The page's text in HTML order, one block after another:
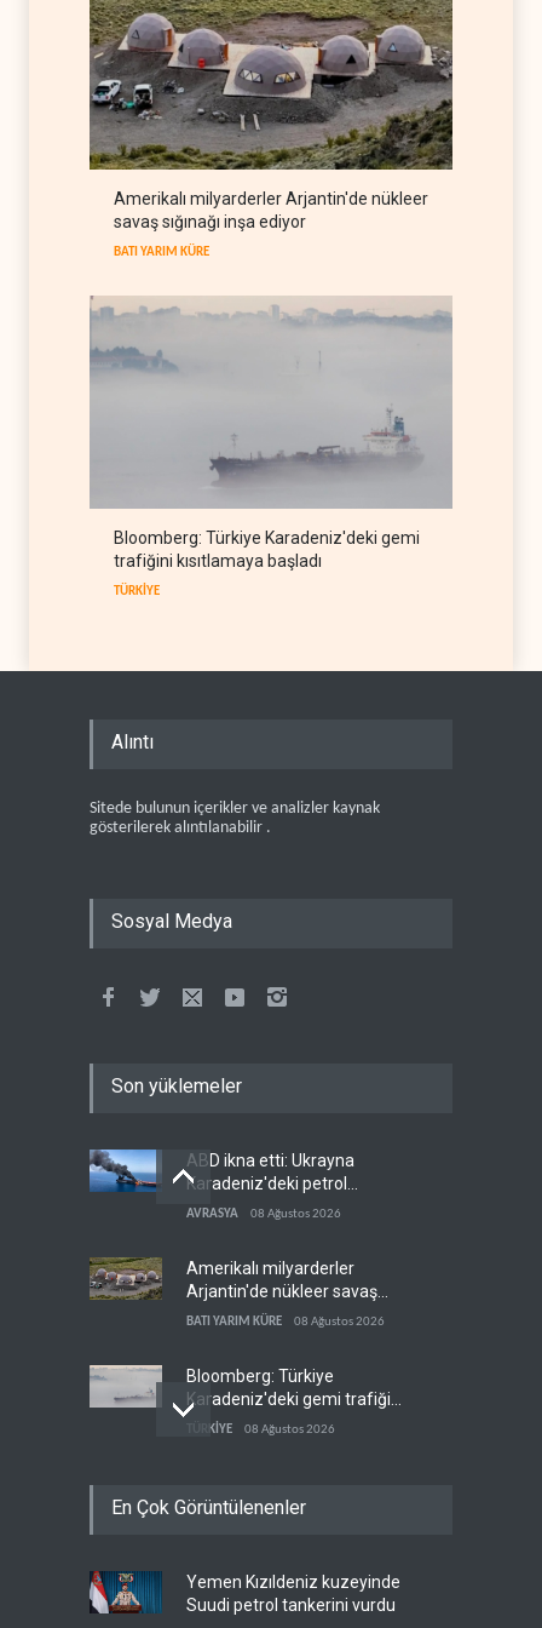
kazan
İRAN 08 Ağustos 2026
Pentagon silah şirketlerinin
önünü açıyor
BATI YARIM KÜRE 08 Ağustos 2026
saldırıları sürüyor, Beyrut
suskun
Amerikalı milyarderler Arjantin'de nükleer
savaş sığınağı inşa ediyor
BATI YARIM KÜRE
Bloomberg: Türkiye Karadeniz'deki gemi
trafiğini kısıtlamaya başladı
TÜRKİYE
Alıntı
Sitede bulunun içerikler ve analizler kaynak
gösterilerek alıntılanabilir .
Sosyal Medya
Son yüklemeler
ABD ikna etti: Ukrayna
Karadeniz'deki petrol
tankerlerini vurmayacak
AVRASYA 08 Ağustos 2026
Amerikalı milyarderler
Arjantin'de nükleer savaş
sığınağı inşa ediyor
BATI YARIM KÜRE 08 Ağustos 2026
Bloomberg: Türkiye
Karadeniz'deki gemi trafiğini
kısıtlamaya başladı
TÜRKİYE 08 Ağustos 2026
Hava gücü Trump'ın
WSJ: İran, ABD’nin
Körfez’deki hakimiyetini
En Çok Görüntülenenler
Yemen Kızıldeniz kuzeyinde
Suudi petrol tankerini vurdu